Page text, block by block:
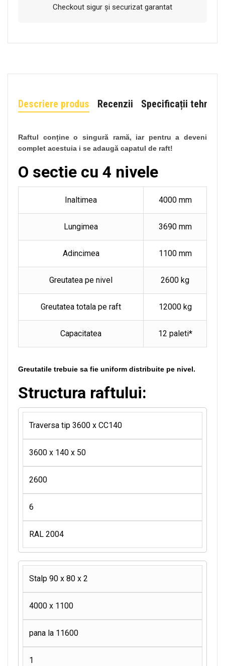
Checkout sigur și securizat garantat
Descriere produs Recenzii Specificații tehnice
Raftul conține o singură ramă, iar pentru a deveni
complet acestuia i se adaugă capatul de raft!
O sectie cu 4 nivele
Inaltimea 4000 mm
Lungimea 3690 mm
Adincimea 1100 mm
Greutatea pe nivel 2600 kg
Greutatea totala pe raft 12000 kg
Capacitatea 12 paleti*
Greutatile trebuie sa fie uniform distribuite pe nivel.
Structura raftului:
Traversa tip 3600 x CC140
3600 x 140 x 50
2600
6
RAL 2004
Stalp 90 x 80 x 2
4000 x 1100
pana la 11600
1